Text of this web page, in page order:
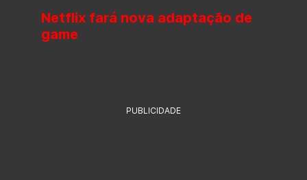
Netflix fará nova adaptação de
game
PUBLICIDADE